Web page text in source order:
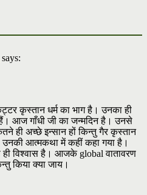
says:
कृस्तान धर्म का भाग है। उनका ही
आज गाँधी जी का जन्मदिन है। उनसे
ही अच्छे इन्सान हों किन्तु गैर कृस्तान
आत्मकथा में कहीं कहा गया है।
विश्वास है। आजके global वातावरण
किया क्या जाय।